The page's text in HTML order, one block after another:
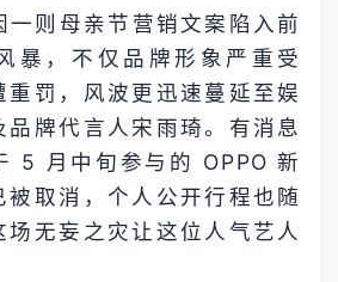
一则母亲节营销文案陷入前
暴，不仅品牌形象严重受
重罚，风波更迅速蔓延至娱
品牌代言人宋雨琦。有消息
5 月中旬参与的 OPPO 新
被取消，个人公开行程也随
场无妄之灾让这位人气艺人